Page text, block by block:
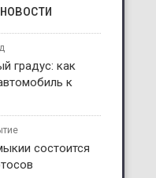
градус: как
к
состоится